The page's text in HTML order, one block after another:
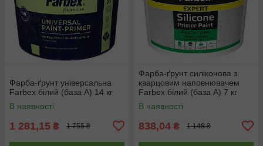
Фарба-ґрунт універсальна
Farbex білий (база А) 14 кг
В наявності
1 281,15 ₴ 1 755 ₴
Фарба-ґрунт силіконова з
кварцовим наповнювачем
Farbex білий (база А) 7 кг
В наявності
838,04 ₴ 1 148 ₴